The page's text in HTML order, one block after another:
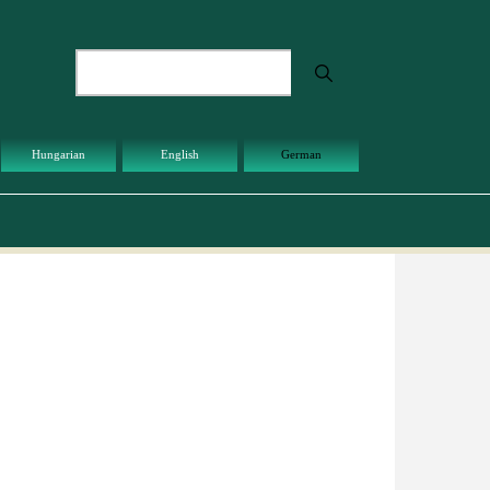
Hungarian English German